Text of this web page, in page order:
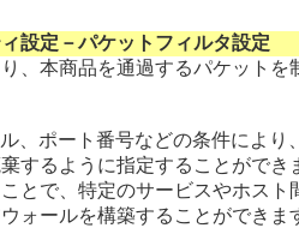
設定－パケットフィルタ設定
、本商品を通過するパケットを
、ポート番号などの条件により
するように指定することができ
とで、特定のサービスやホスト
ォールを構築することができま